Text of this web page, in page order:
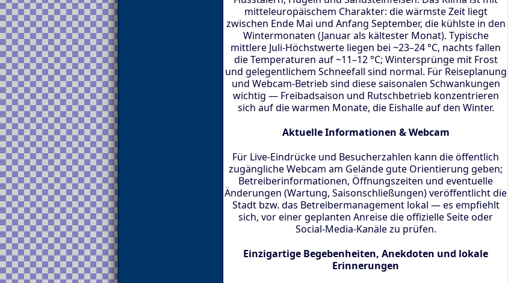
mitteleuropäischem Charakter: die wärmste Zeit liegt
zwischen Ende Mai und Anfang September, die kühlste in den
Wintermonaten (Januar als kältester Monat). Typische
mittlere Juli-Höchstwerte liegen bei ~23–24 °C, nachts fallen
die Temperaturen auf ~11–12 °C; Wintersprünge mit Frost
und gelegentlichem Schneefall sind normal. Für Reiseplanung
und Webcam-Betrieb sind diese saisonalen Schwankungen
wichtig — Freibadsaison und Rutschbetrieb konzentrieren
sich auf die warmen Monate, die Eishalle auf den Winter.
Aktuelle Informationen & Webcam
Für Live-Eindrücke und Besucherzahlen kann die öffentlich
zugängliche Webcam am Gelände gute Orientierung geben;
Betreiberinformationen, Öffnungszeiten und eventuelle
Änderungen (Wartung, Saisonschließungen) veröffentlicht die
Stadt bzw. das Betreibermanagement lokal — es empfiehlt
sich, vor einer geplanten Anreise die offizielle Seite oder
Social-Media-Kanäle zu prüfen.
Einzigartige Begebenheiten, Anekdoten und lokale
Erinnerungen